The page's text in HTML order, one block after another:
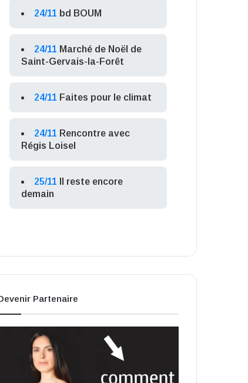
24/11 bd BOUM
24/11 Marché de Noël de
Saint-Gervais-la-Forêt
24/11 Faites pour le climat
24/11 Rencontre avec
Régis Loisel
25/11
Il reste encore
demain
Partenaire